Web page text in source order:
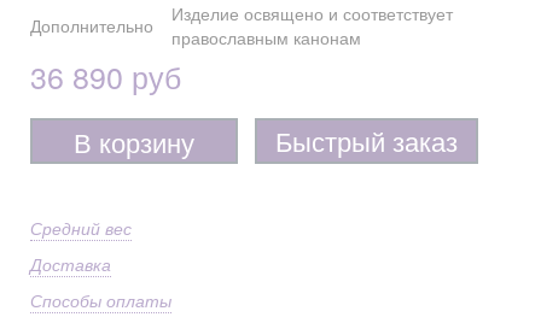
Дополнительно
Изделие освящено и соответствует
православным канонам
36 890 руб
В корзину Быстрый заказ
Средний вес
Доставка
Способы оплаты